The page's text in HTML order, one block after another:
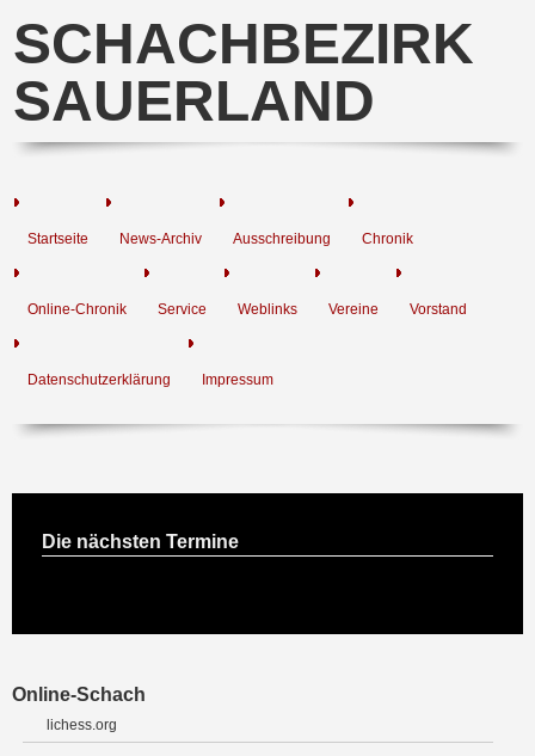
SCHACHBEZIRK
SAUERLAND
Startseite News-Archiv Ausschreibung Chronik
Online-Chronik Service Weblinks Vereine Vorstand
Datenschutzerklärung Impressum
Die nächsten Termine
Online-Schach
lichess.org